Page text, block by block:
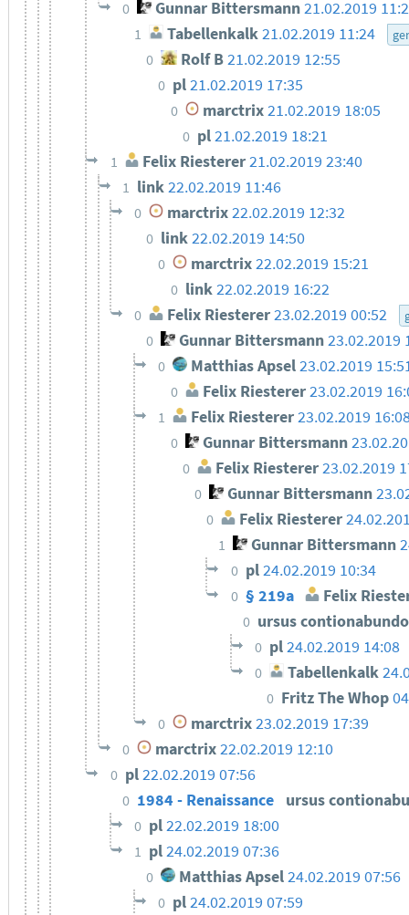
0 Gunnar Bittersmann 21.02.2019
1 Tabellenkalk21.02.2019 11:24
0 Rolf B21.02.2019 12:55
0 pl21.02.2019 17:35
0 marctrix21.02.2019 18:05
0 pl21.02.2019 18:21
1 Felix Riesterer21.02.2019 23:40
1 link22.02.2019 11:46
0 marctrix22.02.2019 12:32
0 link22.02.2019 14:50
0 marctrix22.02.2019 15:21
0 link22.02.2019 16:22
0 Felix Riesterer23.02.2019 00:52
0 Gunnar Bittersmann23.02.2019
0 Matthias Apsel23.02.2019
0 Felix Riesterer23.02.2019
1 Felix Riesterer23.02.2019
0 Gunnar Bittersmann
0 Felix Riesterer 23.02.2019
0 Gunnar Bittersmann
0 Felix Riesterer
1 Gunnar Bittersmann
0 pl24.02.2019 10:34
0 § 219a Felix
0 ursus
0 pl24.02.2019 14:08
0 Tabellenkalk
0 Fritz The Whop
0 marctrix23.02.2019 17:39
0 marctrix 22.02.2019 12:10
0 pl22.02.2019 07:56
0 1984 - Renaissance ursus
0 pl22.02.2019 18:00
1 pl24.02.2019 07:36
0 Matthias Apsel24.02.2019 07:56
0 pl24.02.2019 07:59